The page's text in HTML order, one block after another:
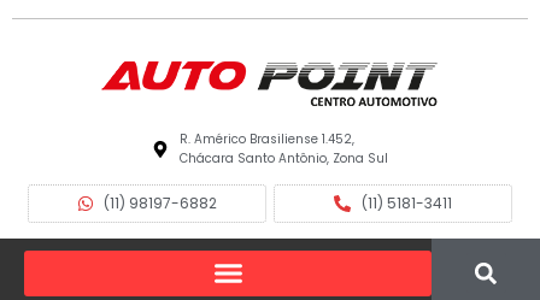
R. Américo Brasiliense 1.452,
Chácara Santo Antônio, Zona Sul
(11) 98197-6882 (11) 5181-3411